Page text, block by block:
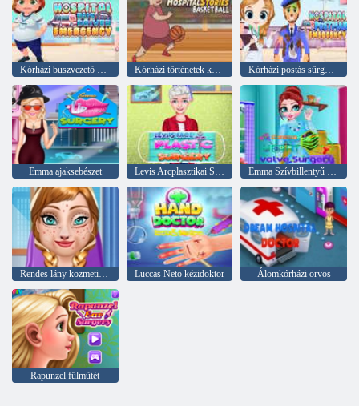
Kórházi buszvezető sürgősségi ügyelet Kórházi történetek kosárlabda Kórházi postás sürgősségi
Emma ajaksebészet Levis Arcplasztikai Sebészet Emma Szívbillentyű műtét
Rendes lány kozmetikai sebészet Luccas Neto kézidoktor Álomkórházi orvos
Rapunzel fülműtét